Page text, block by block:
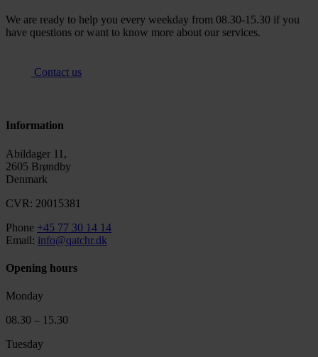
We are ready to help you every weekday from 08.30-15.30 if you
have questions or want to know more about our services.
Contact us
Information
Abildager 11,
2605 Brøndby
Denmark
CVR: 20015381
Phone +45 77 30 14 14
Email: info@qatchr.dk
Opening hours
Monday
08.30 – 15.30
Tuesday